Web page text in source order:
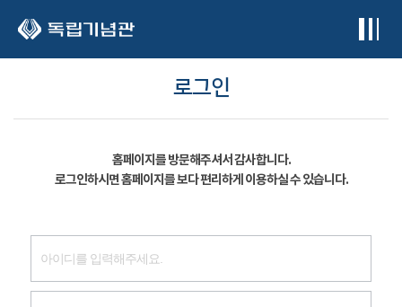
로그인
홈페이지를 방문해주셔서 감사합니다.
로그인하시면 홈페이지를 보다 편리하게 이용하실 수 있습니다.